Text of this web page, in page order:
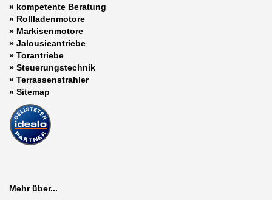
» kompetente Beratung
» Rollladenmotore
» Markisenmotore
» Jalousieantriebe
» Torantriebe
» Steuerungstechnik
» Terrassenstrahler
» Sitemap
Mehr über...